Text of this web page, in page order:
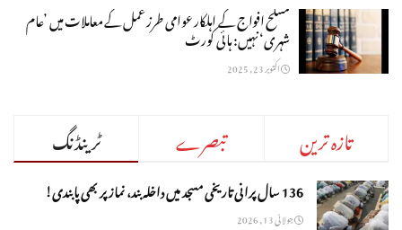
مسلح افواج کے اہلکار عوامی طرز عمل کے معاملات میں ’عام
شہری‘ نہیں: ہائی کورٹ
اکتوبر 23, 2025
ٹرینڈنگ تبصرے تازہ ترین
136 سال پرانی تاریخی مسجد میں داخلہ بند، نماز پر بھی پابندی!
جولائی 13, 2026